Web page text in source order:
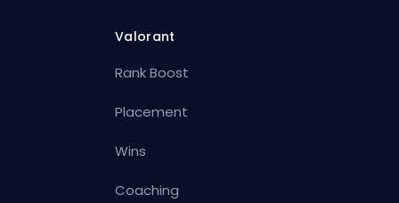
Valorant
Rank Boost
Placement
Wins
Coaching